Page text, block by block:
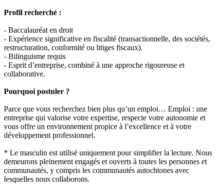
Profil recherché :
- Baccalauréat en droit
- Expérience significative en fiscalité (transactionnelle, des sociétés,
restructuration, conformité ou litiges fiscaux).
- Bilinguisme requis
- Esprit d’entreprise, combiné à une approche rigoureuse et
collaborative.
Pourquoi postuler ?
Parce que vous recherchez bien plus qu’un emploi… Emploi : une
entreprise qui valorise votre expertise, respecte votre autonomie et
vous offre un environnement propice à l’excellence et à votre
développement professionnel.
* Le masculin est utilisé uniquement pour simplifier la lecture. Nous
demeurons pleinement engagés et ouverts à toutes les personnes et
communautés, y compris les communautés autochtones avec
lesquelles nous collaborons.